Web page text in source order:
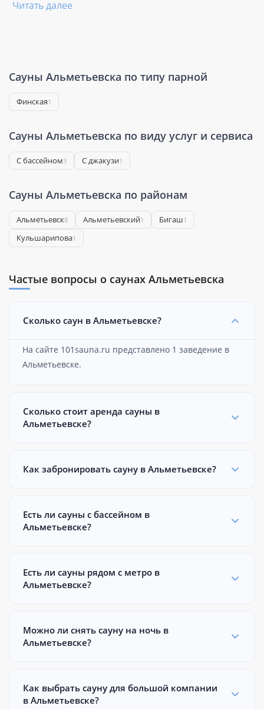
Читать далее
Сауны Альметьевска по типу парной
Финская1
Сауны Альметьевска по виду услуг и сервиса
С бассейном3 С джакузи1
Сауны Альметьевска по районам
Альметьевск8 Альметьевский1 Бигаш1
Кульшарипова1
Частые вопросы о саунах Альметьевска
Сколько саун в Альметьевске?
На сайте 101sauna.ru представлено 1 заведение в
Альметьевске.
Сколько стоит аренда сауны в
Альметьевске?
Как забронировать сауну в Альметьевске?
Есть ли сауны с бассейном в
Альметьевске?
Есть ли сауны рядом с метро в
Альметьевске?
Можно ли снять сауну на ночь в
Альметьевске?
Как выбрать сауну для большой компании
в Альметьевске?